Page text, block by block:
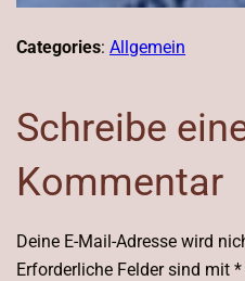
Categories:Allgemein
Schreibe
Kommentar
Deine E-Mail-Adresse wird
Erforderliche Felder sind mit*